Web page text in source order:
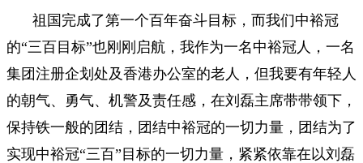
祖国完成了第一个百年奋斗目标，而我们中裕冠
的“三百目标”也刚刚启航，我作为一名中裕冠人，一名
集团注册企划处及香港办公室的老人，但我要有年轻人
的朝气、勇气、机警及责任感，在刘磊主席带带领下，
保持铁一般的团结，团结中裕冠的一切力量，团结为了
实现中裕冠“三百”目标的一切力量，紧紧依靠在以刘磊